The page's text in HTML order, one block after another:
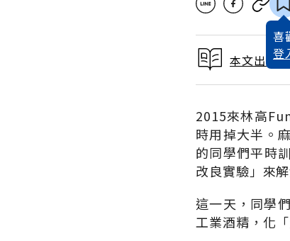
喜
登
本文出自
2015來林高
時用掉大半。
的同學們平時
改良實驗」來解
這一天，同學
工業酒精，化